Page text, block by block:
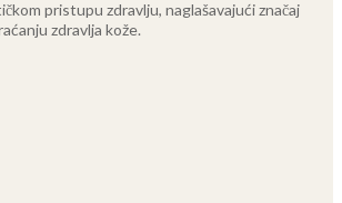
pristupu zdravlju, naglašavajući značaj
zdravlja kože.